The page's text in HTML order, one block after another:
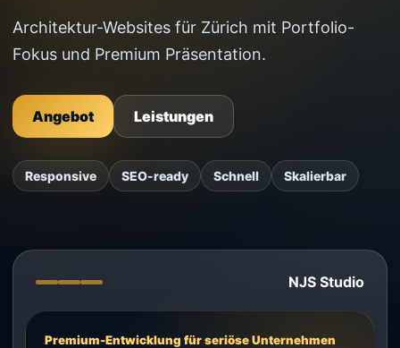
Architektur-Websites für Zürich mit Portfolio-
Fokus und Premium Präsentation.
Angebot Leistungen
Responsive SEO-ready Schnell Skalierbar
NJS Studio
Premium-Entwicklung für seriöse Unternehmen